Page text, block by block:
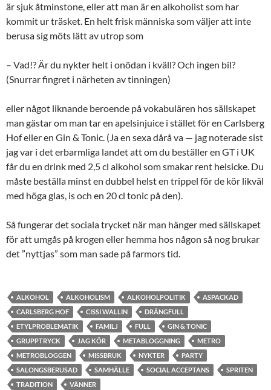
är sjuk åtminstone, eller att man är en alkoholist som har
kommit ur träsket. En helt frisk människa som väljer att inte
berusa sig möts lätt av utrop som
– Vad!? Är du nykter helt i onödan i kväll? Och ingen bil?
(Snurrar fingret i närheten av tinningen)
eller något liknande beroende på vokabulären hos sällskapet
man gästar om man tar en apelsinjuice i stället för en Carlsberg
Hof eller en Gin & Tonic. (Ja en sexa dårå va — jag noterade sist
jag var i det erbarmliga landet att om du beställer en GT i UK
får du en drink med 2,5 cl alkohol som smakar rent helsicke. Du
måste beställa minst en dubbel helst en trippel för de kör likväl
med höga glas, is och en 20 cl tonic på den).
Så fungerar det sociala trycket när man hänger med sällskapet
för att umgås på krogen eller hemma hos någon så nog brukar
det ”nyttjas” som man sade på farmors tid.
ALKOHOL ALKOHOLISM ALKOHOLPOLITIK
ASPACKAD
CARLSBERG HOF
CISSI WALLIN
DRÄNGFULL
ETYLPROBLEMATIK
FAMILJ FULL
GIN & TONIC
GRUPPTRYCK
JAG KÖR METABLOGGNING
METRO
METROBLOGGEN
MISSBRUK NYKTER
PARTY
SALONGSBERUSAD
SAMHÄLLE SOCIAL ACCEPTANS
SPRITEN
TRADITION
VÄNNER